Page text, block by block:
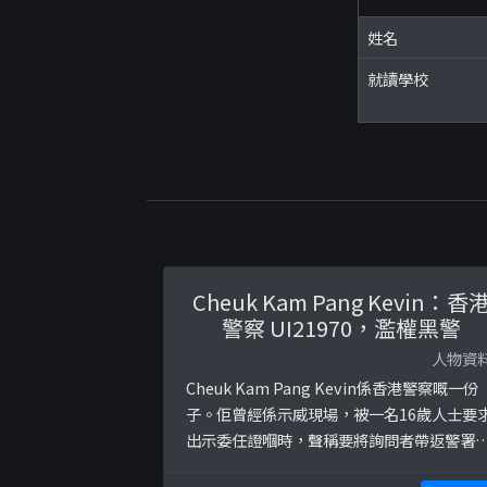
姓名
就讀學校
Cheuk Kam Pang Kevin：香
警察 UI21970，濫權黑警
人物資
Cheuk Kam Pang Kevin係香港警察嘅一份
子。佢曾經係示威現場，被一名16歲人士要
出示委任證嗰時，聲稱要將詢問者帶返警署